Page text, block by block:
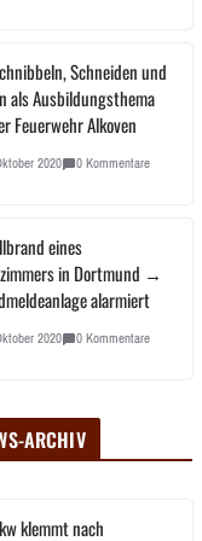
Schneiden und
als Ausbildungsthema
Feuerwehr Alkoven
2020 0 Kommentare
eines
in Dortmund →
alarmiert
2020 0 Kommentare
ARCHIV
klemmt nach